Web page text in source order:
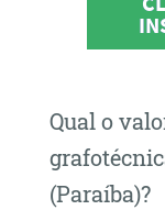
Qual o
(Paraíba)?